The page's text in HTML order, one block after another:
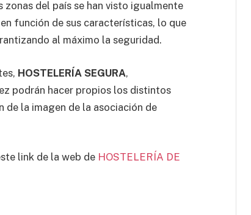
del país se han visto igualmente
función de sus características, lo que
al máximo la seguridad.
 HOSTELERÍA SEGURA,
podrán hacer propios los distintos
la imagen de la asociación de
link de la web de HOSTELERÍA DE